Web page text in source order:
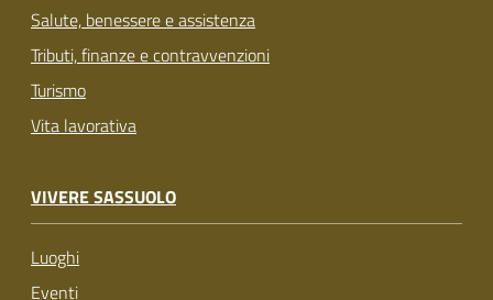
Salute, benessere e assistenza
Tributi, finanze e contravvenzioni
Turismo
Vita lavorativa
VIVERE SASSUOLO
Luoghi
Eventi